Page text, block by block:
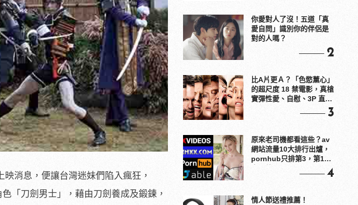
消息，便讓台灣迷妹們陷入瘋狂，
「刀劍男士」，藉由刀劍養成及鍛鍊，
你愛對人了沒！五道「真
愛自問」識別你的伴侶是
對的人嗎？
2
比A片更Ａ？「色慾薰心」
的超尺度 18 禁電影，真槍
實彈性愛、自慰、3P 直接
3
原來老司機都看這些？av
網站流量10大排行出爐，
pornhub只排第3，第1名
4
情人節送禮推薦！